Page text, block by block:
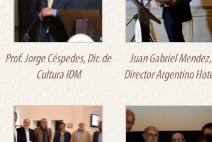
Prof. Jorge Céspedes, Dir. de
Cultura IDM
Juan Gabriel Mendez,
Director Argentino